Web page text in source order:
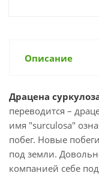
Описание
Драцена
переводится –
имя "surculosa"
побег. Новые
под земли.
компанией себе